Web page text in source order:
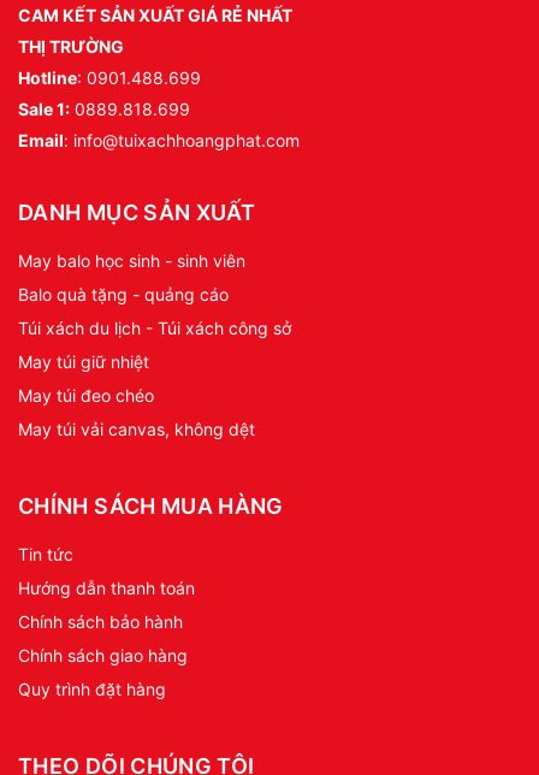
CAM KẾT SẢN XUẤT GIÁ RẺ NHẤT
THỊ TRƯỜNG
Hotline: 0901.488.699
Sale 1: 0889.818.699
Email: info@tuixachhoangphat.com
DANH MỤC SẢN XUẤT
May balo học sinh - sinh viên
Balo quà tặng - quảng cáo
Túi xách du lịch - Túi xách công sở
May túi giữ nhiệt
May túi đeo chéo
May túi vải canvas, không dệt
CHÍNH SÁCH MUA HÀNG
Tin tức
Hướng dẫn thanh toán
Chính sách bảo hành
Chính sách giao hàng
Quy trình đặt hàng
THEO DÕI CHÚNG TÔI